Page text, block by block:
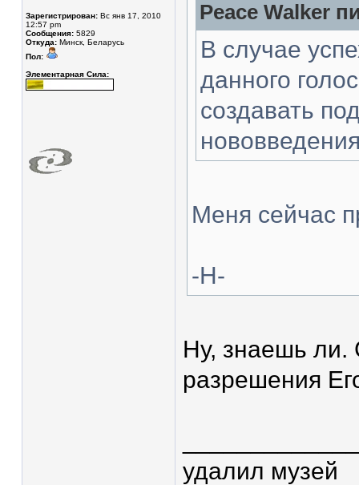
Зарегистрирован: Вс янв 17, 2010
12:57 pm
Сообщения: 5829
Откуда: Минск, Беларусь
Пол:
Элементарная Сила:
Peace Walker
В случае
данного
создавать
Меня сейчас
-Н-
Ну, знаешь ли.
разрешения
удалил музей